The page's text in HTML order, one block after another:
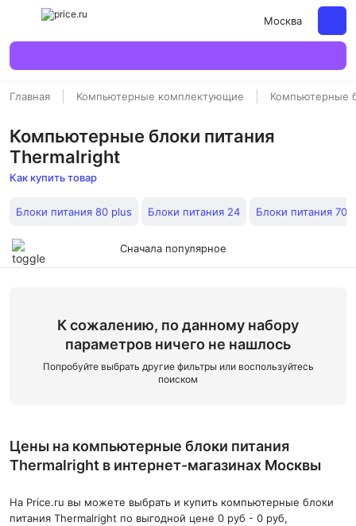
Москва
Главная Компьютерные комплектующие Компьютерные
Компьютерные блоки питания
Thermalright
Как купить товар
Блоки питания 80 plus Блоки питания 24 Блоки питания 700
Сначала популярное
К сожалению, по данному набору
параметров ничего не нашлось
Попробуйте выбрать другие фильтры или воспользуйтесь
поиском
Цены на компьютерные блоки питания
Thermalright в интернет-магазинах Москвы
На Price.ru вы можете выбрать и купить компьютерные блоки
питания Thermalright по выгодной цене 0 руб - 0 руб,